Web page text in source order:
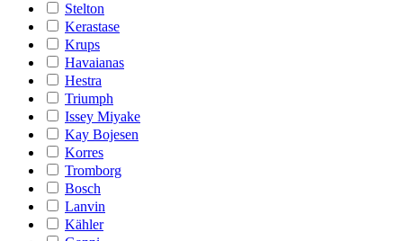
Stelton
Kerastase
Krups
Havaianas
Hestra
Triumph
Issey Miyake
Kay Bojesen
Korres
Tromborg
Bosch
Lanvin
Kähler